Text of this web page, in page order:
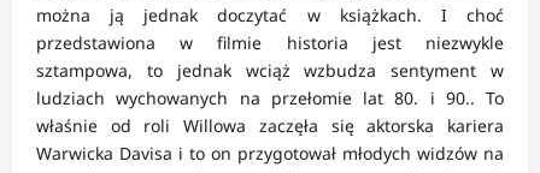
można ją jednak doczytać w książkach. I choć
przedstawiona w filmie historia jest niezwykle
sztampowa, to jednak wciąż wzbudza sentyment w
ludziach wychowanych na przełomie lat 80. i 90.. To
właśnie od roli Willowa zaczęła się aktorska kariera
Warwicka Davisa i to on przygotował młodych widzów na